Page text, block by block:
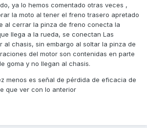
la sensación de que no frena casi
hacer lo mismo que atrás.😁
ya lo hemos comentado otras veces ,
la moto al tener el freno trasero apretado
al cerrar la pinza de freno conecta la
llega a la rueda, se conectan Las
al chasis, sin embargo al soltar la pinza de
del motor son contenidas en parte
goma y no llegan al chasis.
menos es señal de pérdida de eficacia de
que ver con lo anterior